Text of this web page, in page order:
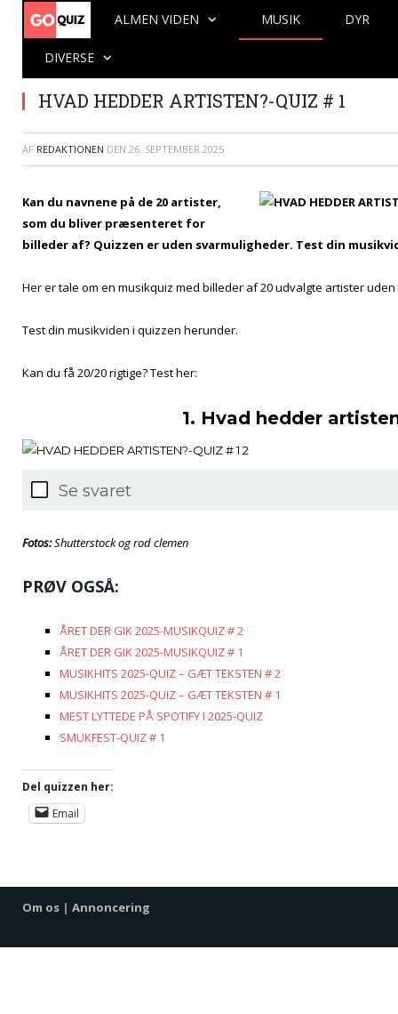
ALMEN VIDEN MUSIK DYR
DIVERSE
HVAD HEDDER ARTISTEN?-QUIZ # 1
AF REDAKTIONEN DEN 26. SEPTEMBER 2025
Kan du navnene på de 20 artister,
som du bliver præsenteret for
billeder af? Quizzen er uden svarmuligheder. Test din
Her er tale om en musikquiz med billeder af 20 udvalgte artister
Test din musikviden i quizzen herunder.
Kan du få 20/20 rigtige? Test her:
1. Hvad hedder
Se svaret
Fotos:Shutterstock og rod clemen
PRØV OGSÅ:
ÅRET DER GIK 2025-MUSIKQUIZ # 2
ÅRET DER GIK 2025-MUSIKQUIZ # 1
MUSIKHITS 2025-QUIZ – GÆT TEKSTEN # 2
MUSIKHITS 2025-QUIZ – GÆT TEKSTEN # 1
MEST LYTTEDE PÅ SPOTIFY I 2025-QUIZ
SMUKFEST-QUIZ # 1
Del quizzen her:
Email
Om os | Annoncering